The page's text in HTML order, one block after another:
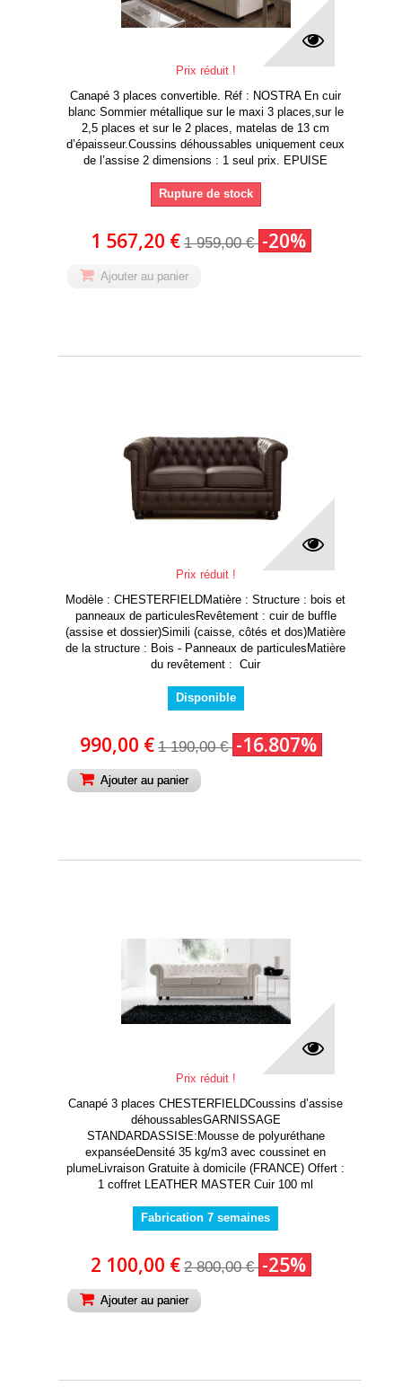
Prix réduit !
Canapé 3 places convertible. Réf : NOSTRA En cuir
blanc Sommier métallique sur le maxi 3 places,sur le
2,5 places et sur le 2 places, matelas de 13 cm
d’épaisseur.Coussins déhoussables uniquement ceux
de l’assise 2 dimensions : 1 seul prix. EPUISE
Rupture de stock
1 567,20 € 1 959,00 € -20%
Ajouter au panier
Prix réduit !
Modèle : CHESTERFIELDMatière : Structure : bois et
panneaux de particulesRevêtement : cuir de buffle
(assise et dossier)Simili (caisse, côtés et dos)Matière
de la structure : Bois - Panneaux de particulesMatière
du revêtement : Cuir
Disponible
990,00 € 1 190,00 € -16.807%
Ajouter au panier
Prix réduit !
Canapé 3 places CHESTERFIELDCoussins d’assise
déhoussablesGARNISSAGE
STANDARDASSISE:Mousse de polyuréthane
expanséeDensité 35 kg/m3 avec coussinet en
plumeLivraison Gratuite à domicile (FRANCE) Offert :
1 coffret LEATHER MASTER Cuir 100 ml
Fabrication 7 semaines
2 100,00 € 2 800,00 € -25%
Ajouter au panier